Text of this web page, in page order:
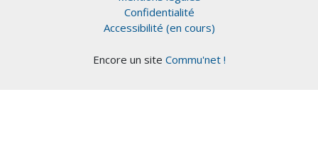
Confidentialité
Accessibilité (en cours)
Encore un site Commu'net !